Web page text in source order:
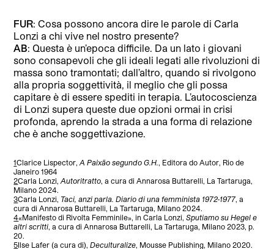
FUR: Cosa possono ancora dire le parole di Carla
Lonzi a chi vive nel nostro presente?
AB: Questa è un’epoca difficile. Da un lato i giovani
sono consapevoli che gli ideali legati alle rivoluzioni di
massa sono tramontati; dall’altro, quando si rivolgono
alla propria soggettività, il meglio che gli possa
capitare è di essere spediti in terapia. L’autocoscienza
di Lonzi supera queste due opzioni ormai in crisi
profonda, aprendo la strada a una forma di relazione
che è anche soggettivazione.
1Clarice Lispector,A Paixão segundo G.H., Editora do Autor, Rio de
Janeiro 1964
2Carla Lonzi,Autoritratto, a cura di Annarosa Buttarelli, La Tartaruga,
Milano 2024.
3Carla Lonzi, Taci, anzi parla. Diario di una femminista 1972-1977, a
cura di Annarosa Buttarelli, La Tartaruga, Milano 2024.
4«Manifesto di Rivolta Femminile», in Carla Lonzi,Sputiamo su Hegel e
altri scritti, a cura di Annarosa Buttarelli, La Tartaruga, Milano 2023, p.
20.
5Ilse Lafer (a cura di),Deculturalize, Mousse Publishing, Milano 2020.